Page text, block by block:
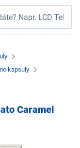
kapsuly
Caramel